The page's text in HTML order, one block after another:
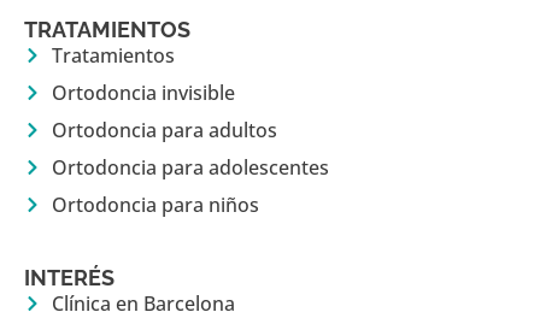
TRATAMIENTOS
Tratamientos
Ortodoncia invisible
Ortodoncia para adultos
Ortodoncia para adolescentes
Ortodoncia para niños
INTERÉS
Clínica en Barcelona